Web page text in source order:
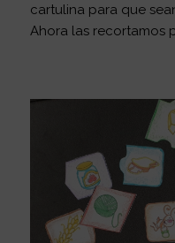
cartulina para que
Ahora las recortamos